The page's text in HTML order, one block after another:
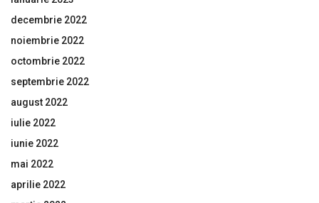
decembrie 2022
noiembrie 2022
octombrie 2022
septembrie 2022
august 2022
iulie 2022
iunie 2022
mai 2022
aprilie 2022